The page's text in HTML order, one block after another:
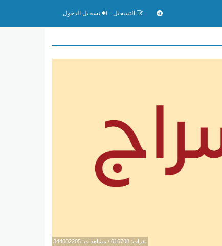
التسجيل تسجيل الدخول
نقرات: 616708 / مشاهدات: 344002205